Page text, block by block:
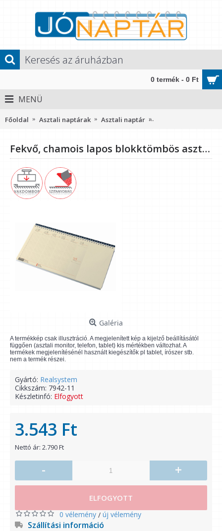
0 termék - 0 Ft
MENÜ
Főoldal Asztali naptárak Asztali naptár
Fekvő, chamois lapos blokktömbös asztali asztali naptár RS7942, Fekete
Galéria
A termékkép csak illusztráció. A megjelenített kép a kijelző beállításától
függően (asztali monitor, telefon, tablet) kis mértékben változhat. A
termékek megjelenítésénél használt kiegészítők pl tablet, írószer stb.
nem a termék részei.
Gyártó: Realsystem
Cikkszám: 7942-11
Készletinfó: Elfogyott
3.543 Ft
Nettó ár: 2.790 Ft
- +
ELFOGYOTT
0 vélemény / új vélemény
Szállítási információ